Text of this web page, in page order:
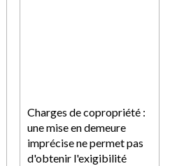
Charges de copropriété :
une mise en demeure
imprécise ne permet pas
d'obtenir l'exigibilité